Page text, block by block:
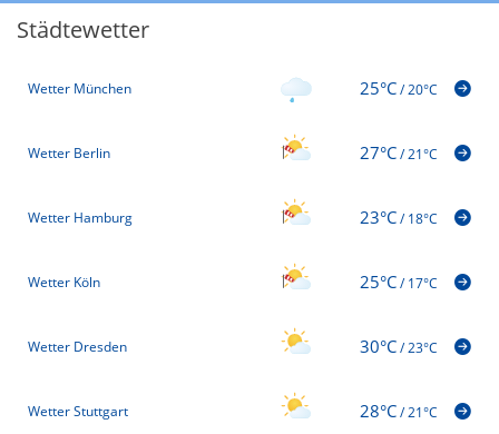
Städtewetter
Wetter München 25°C/20°C
Wetter Berlin 27°C/21°C
Wetter Hamburg 23°C/18°C
Wetter Köln 25°C/17°C
Wetter Dresden 30°C/23°C
Wetter Stuttgart 28°C/21°C